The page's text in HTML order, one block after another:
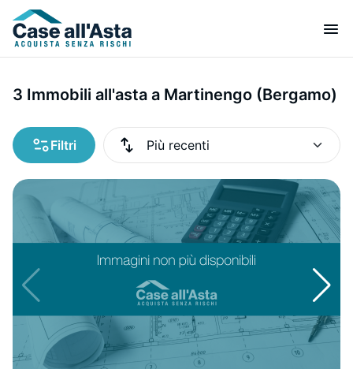
3 Immobili all'asta a Martinengo (Bergamo)
Filtri